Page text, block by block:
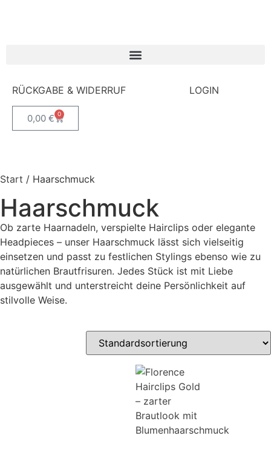
RÜCKGABE & WIDERRUF LOGIN
0,00 € 0
Start / Haarschmuck
Haarschmuck
Ob zarte Haarnadeln, verspielte Hairclips oder elegante
Headpieces – unser Haarschmuck lässt sich vielseitig
einsetzen und passt zu festlichen Stylings ebenso wie zu
natürlichen Brautfrisuren. Jedes Stück ist mit Liebe
ausgewählt und unterstreicht deine Persönlichkeit auf
stilvolle Weise.